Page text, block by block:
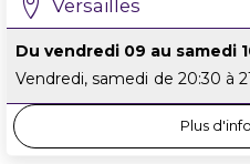
Versailles
Du vendredi 09 au samedi
Vendredi, samedi de 20:30 à
Plus